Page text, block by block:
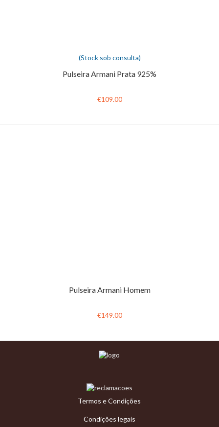
(Stock sob consulta)
Pulseira Armani Prata 925%
€109.00
Pulseira Armani Homem
€149.00
Termos e Condições
Condições legais